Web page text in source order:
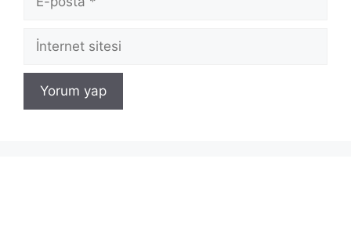
posta
İnternet
sitesi